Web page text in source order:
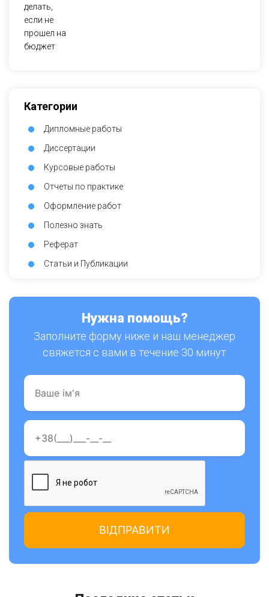
Категории
Дипломные работы
Диссертации
Курсовые работы
Отчеты по практике
Оформление работ
Полезно знать
Реферат
Статьи и Публикации
Нужна помощь?
Заполните форму ниже и наш менеджер
свяжется с вами в течение 30 минут